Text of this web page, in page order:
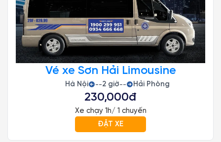
Vé xe Sơn Hải Limousine
Hà Nội --2 giờ-- Hải Phòng
230,000đ
Xe chạy 1h/ 1 chuyến
ĐẶT XE